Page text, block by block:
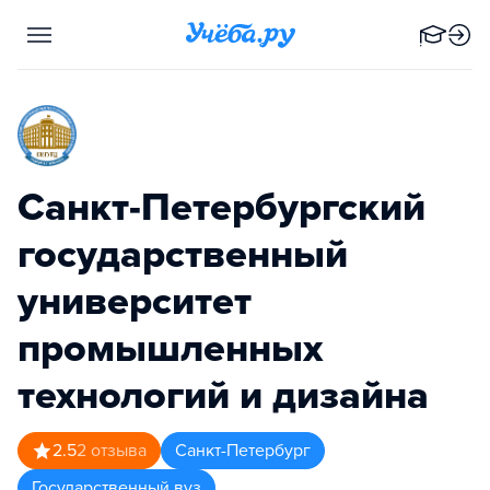
Санкт-Петербургский
государственный
университет
промышленных
технологий и дизайна
2.52 отзыва
Санкт-Петербург